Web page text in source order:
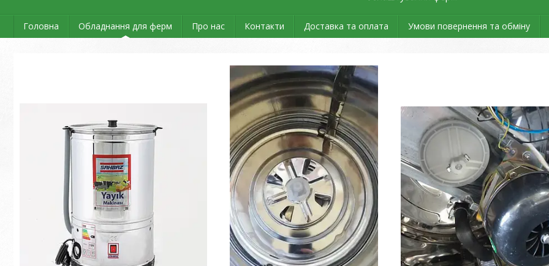
Головна Обладнання для ферм Про нас Контакти Доставка та оплата Умови повернення та обміну